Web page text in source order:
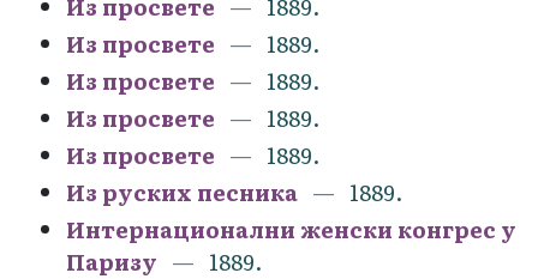
Из просвете
1889.
Из просвете
1889.
Из просвете
1889.
Из просвете
1889.
Из руских песника
1889.
Интернационални женски конгрес у
Паризу
1889.